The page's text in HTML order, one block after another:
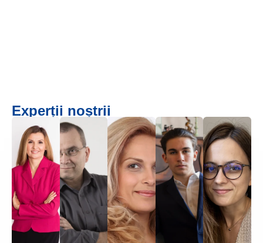
Experții noștrii